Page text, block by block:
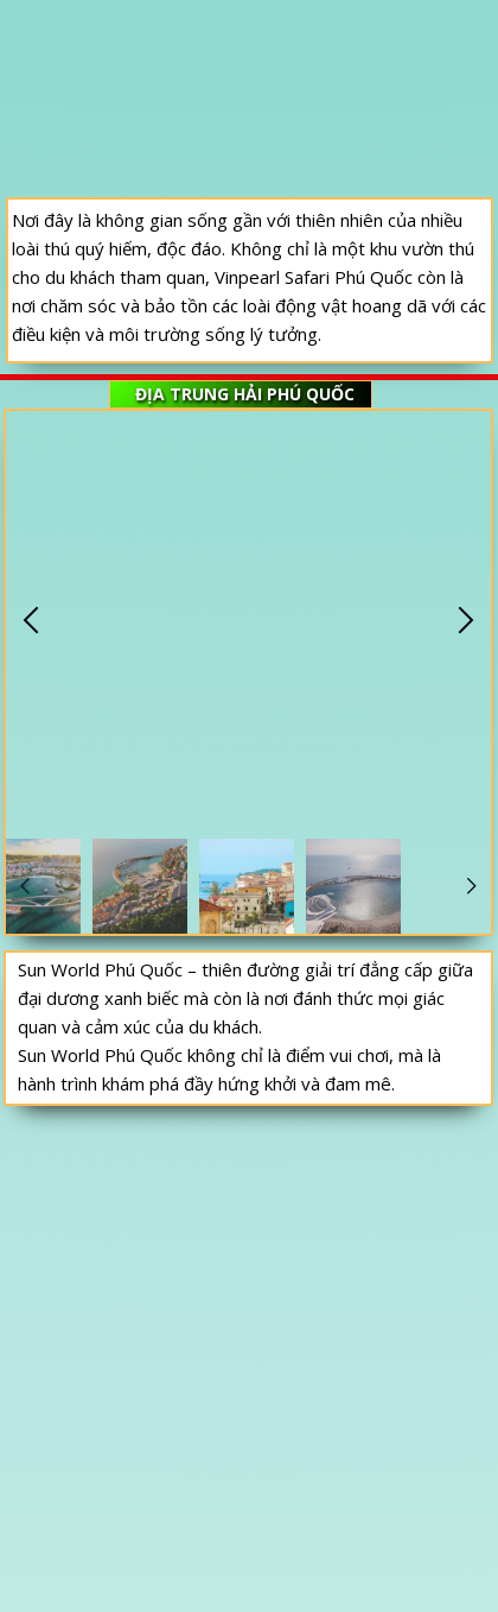
Nơi đây là không gian sống gần với thiên nhiên của nhiều
loài thú quý hiếm, độc đáo. Không chỉ là một khu vườn thú
cho du khách tham quan, Vinpearl Safari Phú Quốc còn là
nơi chăm sóc và bảo tồn các loài động vật hoang dã với các
điều kiện và môi trường sống lý tưởng.
ĐỊA TRUNG HẢI PHÚ QUỐC
Sun World Phú Quốc – thiên đường giải trí đẳng cấp giữa
đại dương xanh biếc mà còn là nơi đánh thức mọi giác
quan và cảm xúc của du khách.
Sun World Phú Quốc không chỉ là điểm vui chơi, mà là
hành trình khám phá đầy hứng khởi và đam mê.